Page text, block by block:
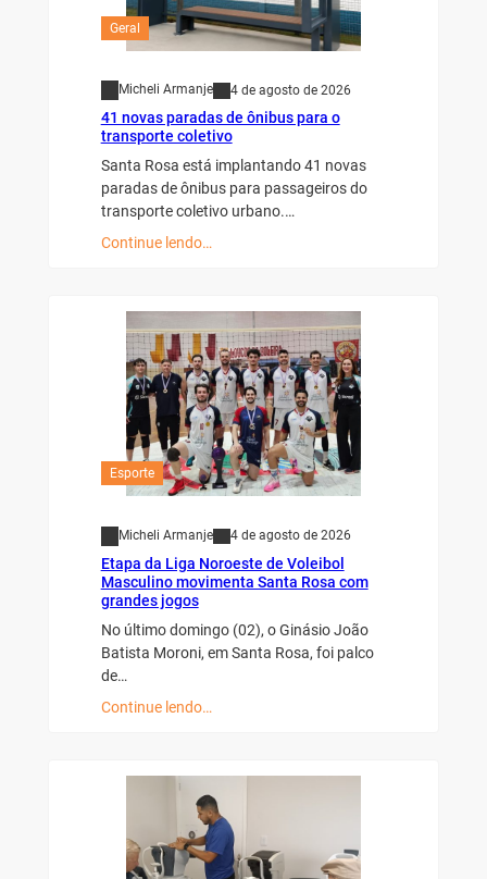
Geral
Micheli Armanje 4 de agosto de 2026
41 novas paradas de ônibus para o
transporte coletivo
Santa Rosa está implantando 41 novas
paradas de ônibus para passageiros do
transporte coletivo urbano.…
Continue lendo…
Esporte
Micheli Armanje 4 de agosto de 2026
Etapa da Liga Noroeste de Voleibol
Masculino movimenta Santa Rosa com
grandes jogos
No último domingo (02), o Ginásio João
Batista Moroni, em Santa Rosa, foi palco
de…
Continue lendo…